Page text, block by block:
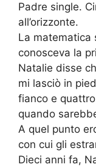
Padre single.
all’orizzonte.
La matematica
conosceva la
Natalie disse
mi lasciò in
fianco e
quando
A quel punto
con cui gli
Dieci anni fa,